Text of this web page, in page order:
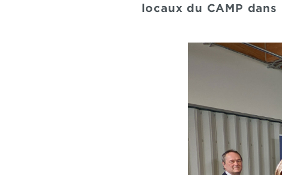
locaux du CAMP